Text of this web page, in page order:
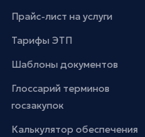
Прайс-лист на услуги
Тарифы ЭТП
Шаблоны документов
Глоссарий терминов
госзакупок
Калькулятор обеспечения